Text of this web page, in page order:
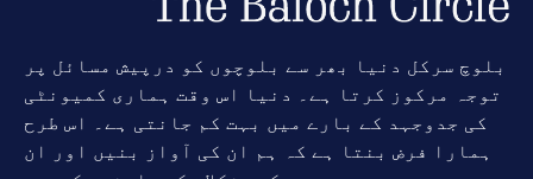
بلوچ سرکل دنیا بھر سے بلوچوں کو درپیش مسائل پر
توجہ مرکوز کرتا ہے۔ دنیا اس وقت ہماری کمیونٹی
کی جدوجہد کے بارے میں بہت کم جانتی ہے۔ اس طرح
ہمارا فرض بنتا ہے کہ ہم ان کی آواز بنیں اور ان